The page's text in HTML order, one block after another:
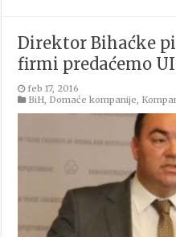
Direktor Bihaćke
firmi predaćemo
feb 17, 2016
BiH, Domaće kompanije,